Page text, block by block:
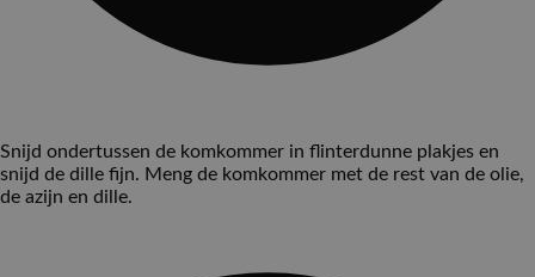
Snijd ondertussen de komkommer in flinterdunne plakjes en
snijd de dille fijn. Meng de komkommer met de rest van de olie,
de azijn en dille.